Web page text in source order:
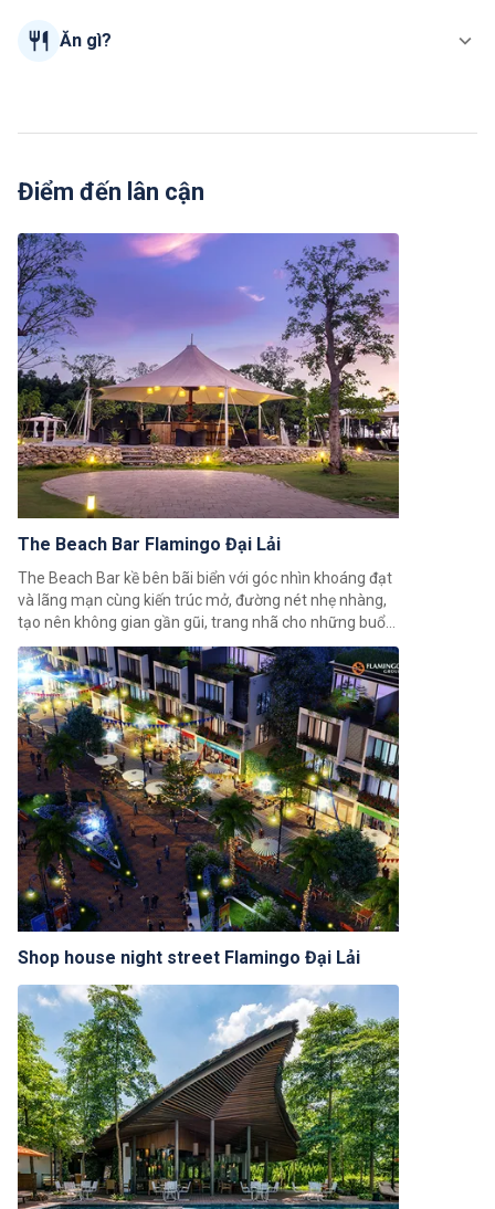
Ăn gì?
Điểm đến lân cận
The Beach Bar Flamingo Đại Lải
The Beach Bar kề bên bãi biển với góc nhìn khoáng đạt
và lãng mạn cùng kiến trúc mở, đường nét nhẹ nhàng,
tạo nên không gian gần gũi, trang nhã cho những buổi
gặp gỡ vui vẻ hay những phút giây thư giãn
Shop house night street Flamingo Đại Lải